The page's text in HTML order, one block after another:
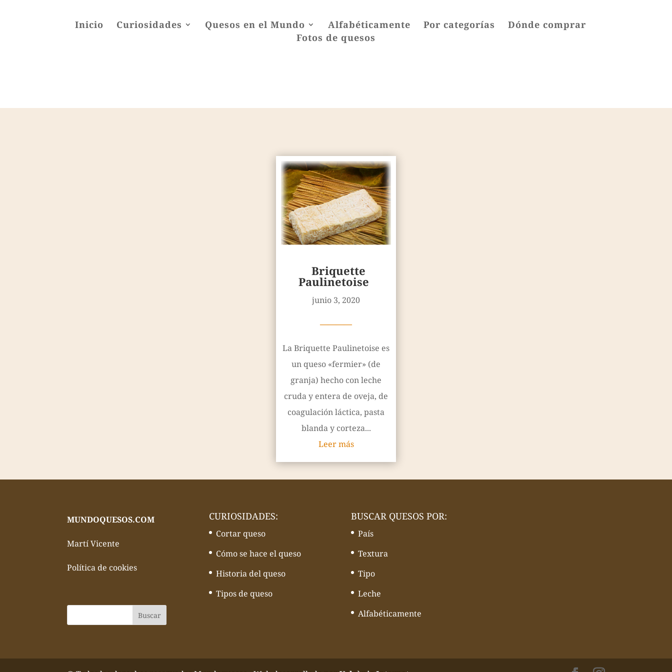
Inicio Curiosidades Quesos en el Mundo Alfabéticamente Por categorías
Dónde comprar
Fotos de quesos
Briquette
Paulinetoise
junio 3, 2020
————
La Briquette Paulinetoise es
un queso «fermier» (de
granja) hecho con leche
cruda y entera de oveja, de
coagulación láctica, pasta
blanda y corteza...
Leer más
MUNDOQUESOS.COM
Martí Vicente
Política de cookies
CURIOSIDADES:
Cortar queso
Cómo se hace el queso
Historia del queso
Tipos de queso
BUSCAR QUESOS POR:
País
Textura
Tipo
Leche
Alfabéticamente